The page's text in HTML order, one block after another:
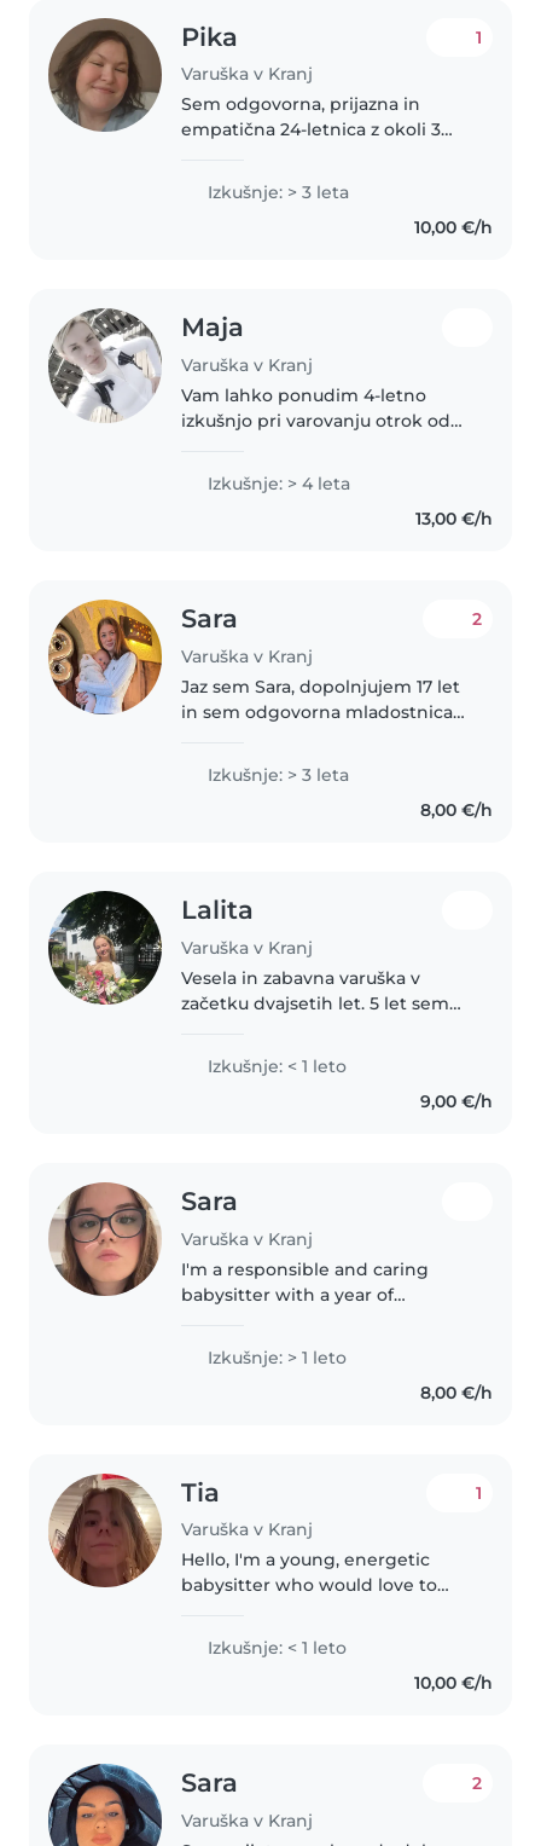
Pika
Varuška v Kranj
1
Sem odgovorna, prijazna in
empatična 24-letnica z okoli 3
otrok od dojenčkov do
predšolskih otrok in včasih tudi
šoloobveznih otrok. Govorim
Izkušnje: > 3 leta
10,00 €/h
Maja
Varuška v Kranj
Vam lahko ponudim 4-letno
izkušnjo pri varovanju otrok od
sem osveščen/a pri otroškem
razvoju in prve pomoči.
Izkušnje: > 4 leta
13,00 €/h
Sara
Varuška v Kranj
2
Jaz sem Sara, dopolnjujem 17 let
in sem odgovorna mladostnica
otrok, predvsem malčkov,
predšolskih in osnovnošolskih
otrok. Sem ljubiteljica športa,..
Izkušnje: > 3 leta
8,00 €/h
Lalita
Varuška v Kranj
Vesela in zabavna varuška v
začetku dvajsetih let. 5 let sem
otrok, pa imam 4 male sestične
in bratranca, pri katerih sem se
naučila veliko potrpežljivosti..
Izkušnje: < 1 leto
9,00 €/h
Sara
Varuška v Kranj
I'm a responsible and caring
babysitter with a year of
comfortable with pets, cooking,
Izkušnje: > 1 leto
8,00 €/h
Tia
Varuška v Kranj
1
Hello, I'm a young, energetic
babysitter who would love to
years old and I speak both
English and Slovenian. I have
experience with toddlers and
Izkušnje: < 1 leto
10,00 €/h
Sara
Varuška v Kranj
2